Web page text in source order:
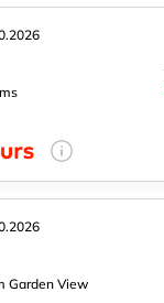
Garden View